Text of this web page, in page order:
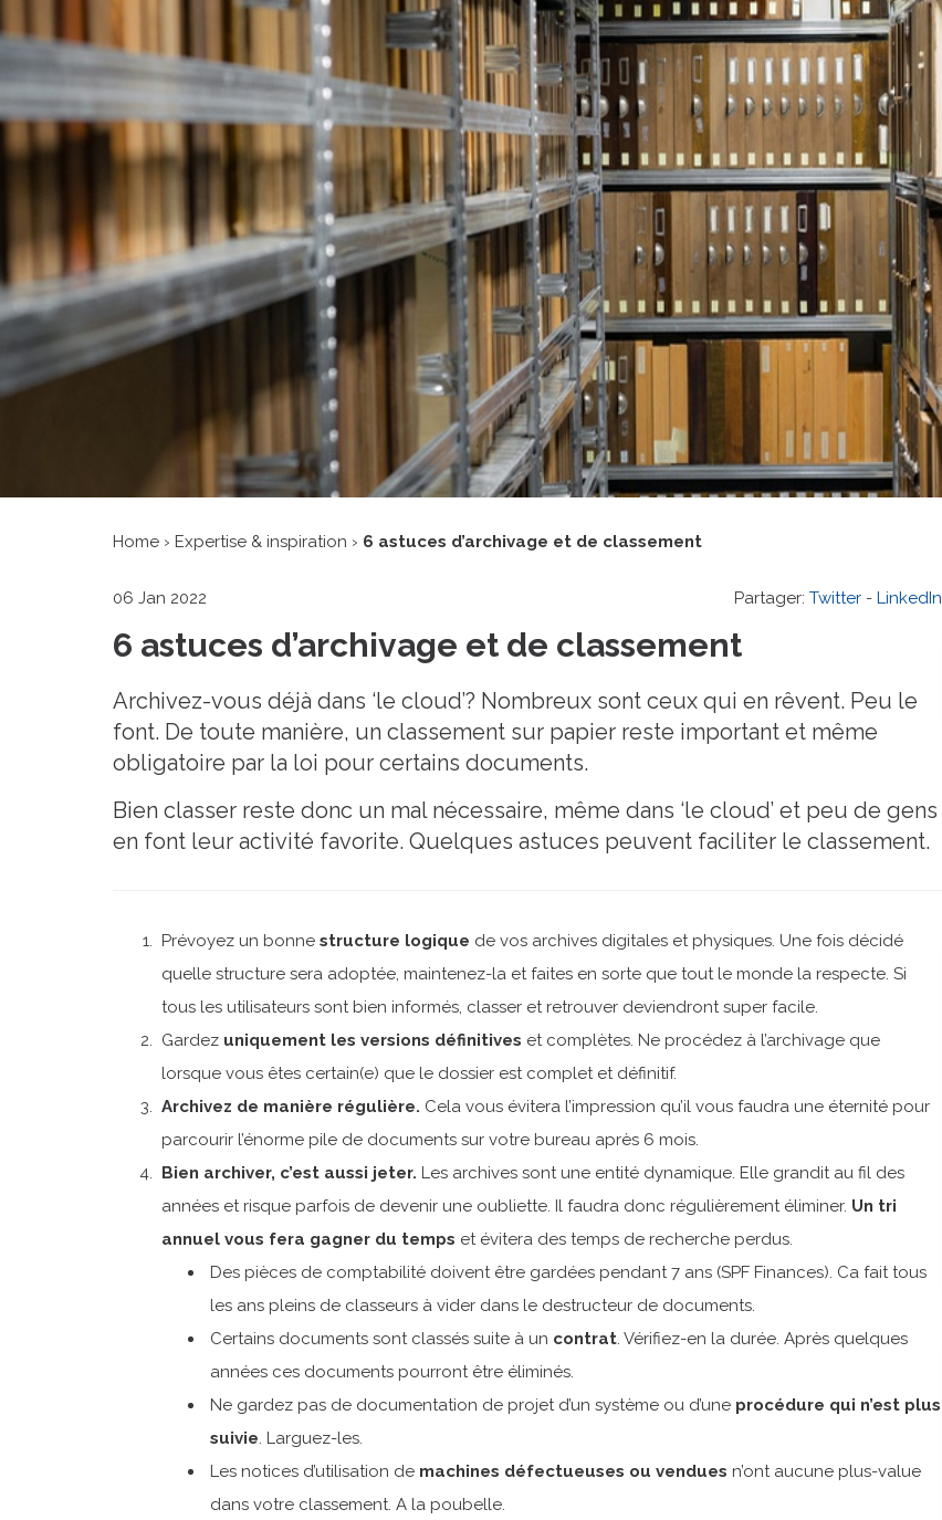
Home › Expertise & inspiration › 6 astuces d’archivage et de classement
06 Jan 2022 Partager: Twitter - LinkedIn
6 astuces d’archivage et de classement
Archivez-vous déjà dans ‘le cloud’? Nombreux sont ceux qui en rêvent. Peu le
font. De toute manière, un classement sur papier reste important et même
obligatoire par la loi pour certains documents.
Bien classer reste donc un mal nécessaire, même dans ‘le cloud’ et peu de gens
en font leur activité favorite. Quelques astuces peuvent faciliter le classement.
Prévoyez un bonne structure logique de vos archives digitales et physiques. Une fois décidé
quelle structure sera adoptée, maintenez-la et faites en sorte que tout le monde la respecte. Si
tous les utilisateurs sont bien informés, classer et retrouver deviendront super facile.
Gardez uniquement les versions définitives et complètes. Ne procédez à l’archivage que
lorsque vous êtes certain(e) que le dossier est complet et définitif.
Archivez de manière régulière. Cela vous évitera l’impression qu’il vous faudra une éternité pour
parcourir l’énorme pile de documents sur votre bureau après 6 mois.
Bien archiver, c’est aussi jeter. Les archives sont une entité dynamique. Elle grandit au fil des
années et risque parfois de devenir une oubliette. Il faudra donc régulièrement éliminer. Un tri
annuel vous fera gagner du temps et évitera des temps de recherche perdus.
Des pièces de comptabilité doivent être gardées pendant 7 ans (SPF Finances). Ca fait tous
les ans pleins de classeurs à vider dans le destructeur de documents.
Certains documents sont classés suite à un contrat. Vérifiez-en la durée. Après quelques
années ces documents pourront être éliminés.
Ne gardez pas de documentation de projet d’un système ou d’une procédure qui n’est plus
suivie. Larguez-les.
Les notices d’utilisation de machines défectueuses ou vendues n’ont aucune plus-value
dans votre classement. A la poubelle.